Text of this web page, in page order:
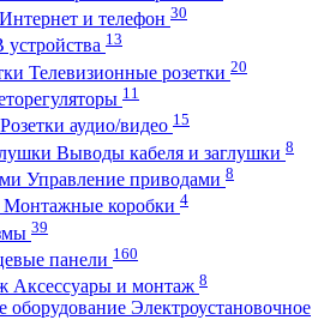
Интернет и телефон 30
устройства 13
Телевизионные розетки 20
11
Розетки аудио/видео 15
Выводы кабеля и заглушки 8
Управление приводами 8
Монтажные коробки 4
39
панели 160
Аксессуары и монтаж 8
Электроустановочное